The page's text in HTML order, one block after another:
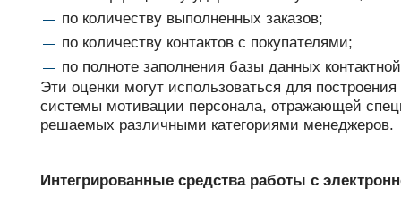
по количеству выполненных заказов;
по количеству контактов с покупателями;
по полноте заполнения базы данных
Эти оценки могут использоваться для
системы мотивации персонала, отражающей
решаемых различными категориями менеджеров.
Интегрированные средства работы с